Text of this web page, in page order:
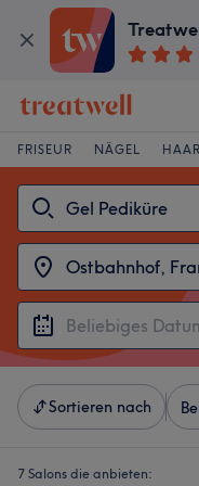
FRISEUR NÄGEL
Sortieren nach
7 Salons die anbieten: